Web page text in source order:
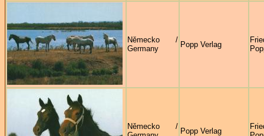
Německo /
Germany
Popp Verlag
Německo /
Popp Verlag